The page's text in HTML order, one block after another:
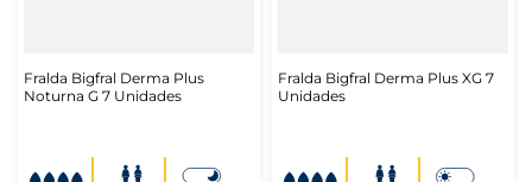
Fralda Bigfral Derma Plus
Noturna G 7 Unidades
Fralda Bigfral Derma Plus XG 7
Unidades